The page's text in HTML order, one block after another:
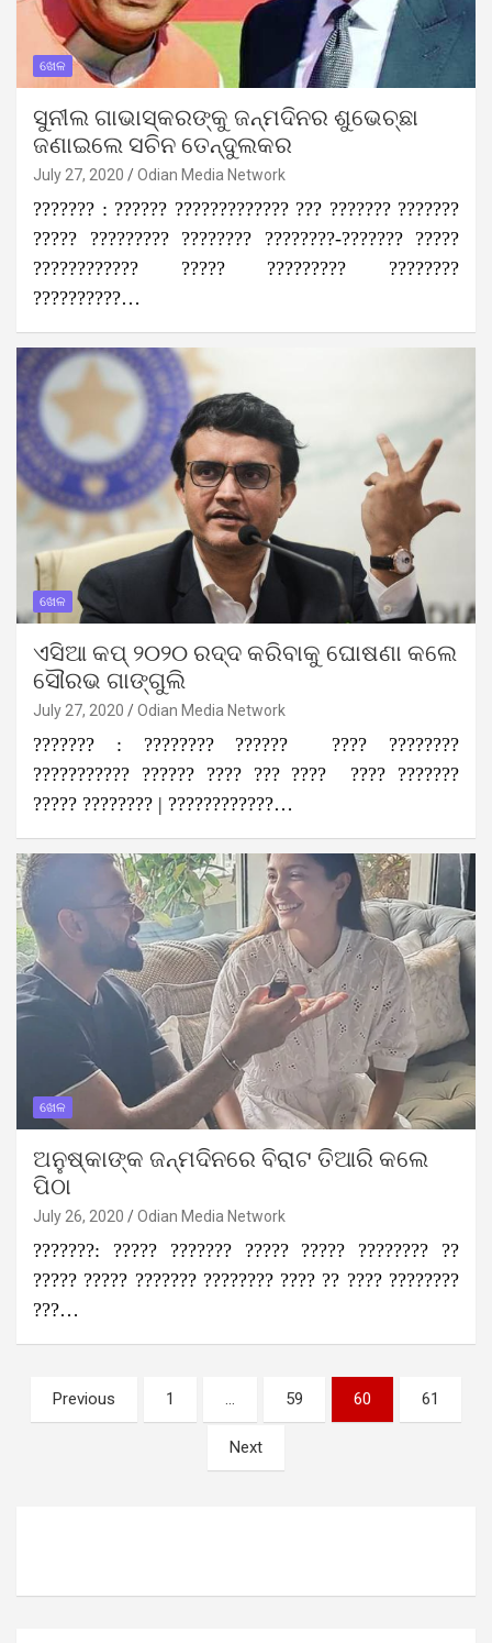
ଖେଳ
ସୁନୀଲ ଗାଭାସ୍କରଙ୍କୁ ଜନ୍ମଦିନର ଶୁଭେଚ୍ଛା
ଜଣାଇଲେ ସଚିନ ତେନ୍ଦୁଲକର
July 27, 2020 Odian Media Network
??????? : ?????? ????????????? ??? ??????? ???????
????? ????????? ???????? ????????-??????? ?????
???????????? ????? ????????? ????????
??????????…
ଖେଳ
ଏସିଆ କପ୍ ୨୦୨୦ ରଦ୍ଦ କରିବାକୁ ଘୋଷଣା କଲେ
ସୌରଭ ଗାଙ୍ଗୁଲି
July 27, 2020 Odian Media Network
??????? : ???????? ?????? ???? ????????
??????????? ?????? ???? ??? ???? ???? ???????
????? ???????? | ????????????…
ଖେଳ
ଅନୁଷ୍କାଙ୍କ ଜନ୍ମଦିନରେ ବିରାଟ ତିଆରି କଲେ
ପିଠା
July 26, 2020 Odian Media Network
???????: ????? ??????? ????? ????? ???????? ??
????? ????? ??????? ???????? ???? ?? ???? ????????
???…
Posts
pagination
Previous 1 … 59 60 61
Next